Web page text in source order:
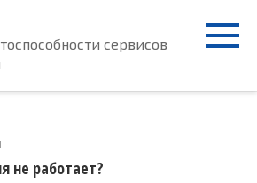
сервисов
не работает?